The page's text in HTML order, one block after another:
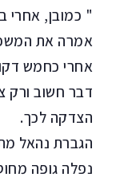
" כמובן, אחרי
אמרה את
אחרי כחמש
דבר חשוב ורק
הצדקה לכך.
הגברת נהאל
נפלה גופה